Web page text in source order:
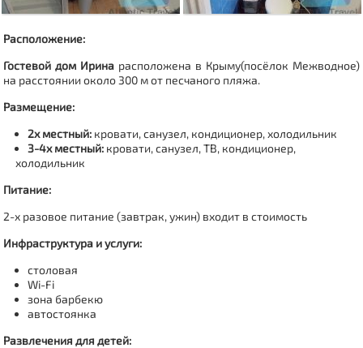
Расположение:
Гостевой дом Ирина расположена в Крыму(посёлок Межводное)
на расстоянии около 300 м от песчаного пляжа.
Размещение:
2х местный: кровати, санузел, кондиционер, холодильник
3-4х местный: кровати, санузел, ТВ, кондиционер,
холодильник
Питание:
2-х разовое питание (завтрак, ужин) входит в стоимость
Инфраструктура и услуги:
столовая
Wi-Fi
зона барбекю
автостоянка
Развлечения для детей: